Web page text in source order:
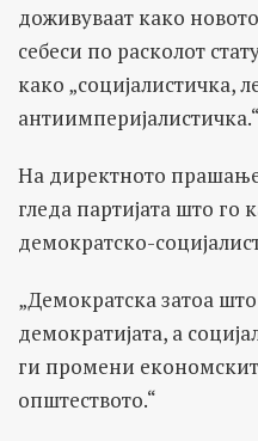
доживуваат како
себеси по расколот
како „социјалистичка,
антиимперијалистичка.“
На директното
гледа партијата што
демократско-
„Демократска затоа
демократијата, а
ги промени
општеството.“